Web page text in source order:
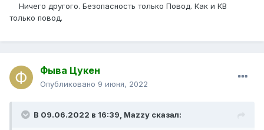
Ничего другого. Безопасность только Повод. Как и КВ
только повод.
Фыва Цукен
Опубликовано 9 июня, 2022
В 09.06.2022 в 16:39, Mazzy сказал: